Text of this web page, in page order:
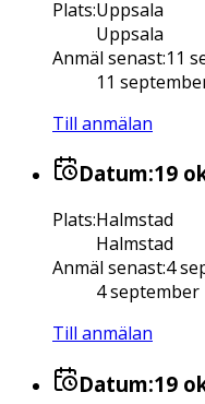
Plats:Uppsala
Uppsala
Anmäl senast:11
11
Till anmälan
Datum:19
Plats:Halmstad
Halmstad
Anmäl senast:4
4 september
Till anmälan
Datum:19